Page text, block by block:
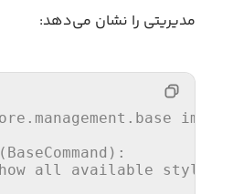
مدیریتی را نشان می‌دهد:
( BaseCommand ):
all available styles'